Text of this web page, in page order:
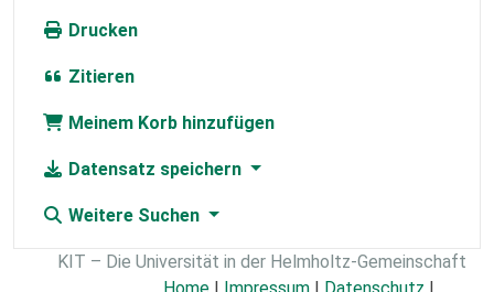
Drucken
Zitieren
Meinem Korb hinzufügen
Datensatz speichern
Weitere Suchen
KIT – Die Universität in der Helmholtz-Gemeinschaft